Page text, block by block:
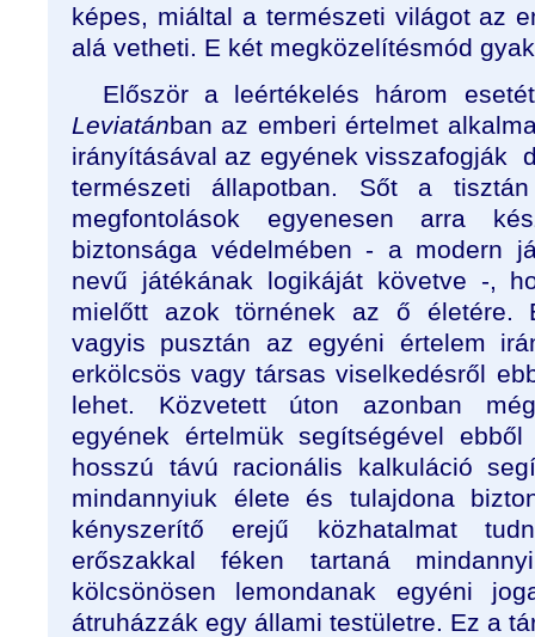
képes, miáltal a természeti világot az
alá vetheti. E két megközelítésmód
Először a leértékelés három
Leviatánban az emberi értelmet
irányításával az egyének visszafogják
természeti állapotban. Sőt a
megfontolások egyenesen arra
biztonsága védelmében - a modern
nevű játékának logikáját követve -,
mielőtt azok törnének az ő életére.
vagyis pusztán az egyéni értelem
erkölcsös vagy társas viselkedésről
lehet. Közvetett úton azonban
egyének értelmük segítségével
hosszú távú racionális kalkuláció
mindannyiuk élete és tulajdona
kényszerítő erejű közhatalmat
erőszakkal féken tartaná
kölcsönösen lemondanak egyéni
átruházzák egy állami testületre. Ez a